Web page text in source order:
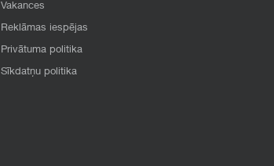
Vakances
Reklāmas iespējas
Privātuma politika
Sīkdatņu politika